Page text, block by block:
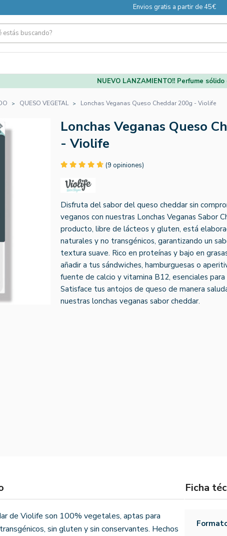
Envios gratis a partir de 45€
NUEVO LANZAMIENTO!! Perfume
QUESO VEGETAL Lonchas Veganas Queso Cheddar 200g - Violife
Lonchas Veganas Queso
- Violife
(9 opiniones)
Disfruta del sabor del queso cheddar sin
veganos con nuestras Lonchas Veganas Sabor
producto, libre de lácteos y gluten, está
naturales y no transgénicos, garantizando un
textura suave. Rico en proteínas y bajo en
añadir a tus sándwiches, hamburguesas o
fuente de calcio y vitamina B12, esenciales
Satisface tus antojos de queso de manera
nuestras lonchas veganas sabor cheddar.
de Violife son 100% vegetales, aptas para
sin gluten y sin conservantes. Hechos
Ficha